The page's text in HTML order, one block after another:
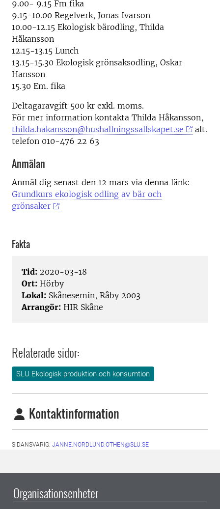
9.00- 9.15 Fm fika
9.15-10.00 Regelverk, Jonas Ivarson
10.00-12.15 Ekologisk bärodling, Thilda
Håkansson
12.15-13.15 Lunch
13.15-15.30 Ekologisk grönsaksodling, Oskar
Hansson
15.30 Em. fika
Deltagaravgift 500 kr exkl. moms.
För mer information kontakta Thilda Håkansson,
thilda.hakansson@hushallningssallskapet.se
alt.
telefon 010-476 22 63
Anmälan
Anmäl dig senast den 12 mars via denna länk:
Grundkurs ekologisk odling av bär och
grönsaker
Fakta
Tid: 2020-03-18
Ort: Hörby
Lokal: Skånesemin, Råby 2003
Arrangör: HIR Skåne
Relaterade sidor:
SLU Ekologisk produktion och konsumtion
Kontaktinformation
SIDANSVARIG: JANNE.NORDLUND.OTHEN@SLU.SE
Organisationsenheter